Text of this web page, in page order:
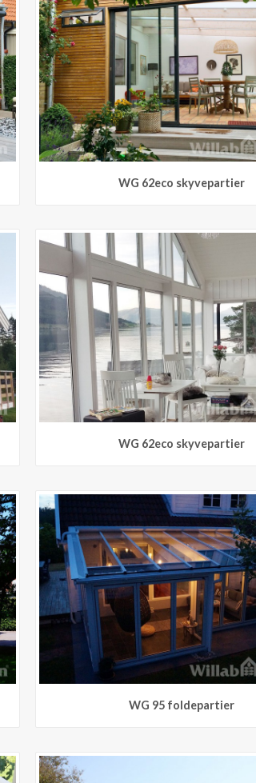
WG 62eco skyvepartier
WG 62eco skyvepartier
WG 95 foldepartier